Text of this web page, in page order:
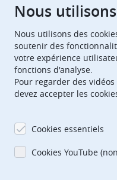
European Patent
EPOorg EPOjobs
Nous
Nous utilisons des
soutenir des
votre expérience
fonctions d'analyse.
Pour regarder des
devez accepter les
Cookies essentiels
Cookies YouTube